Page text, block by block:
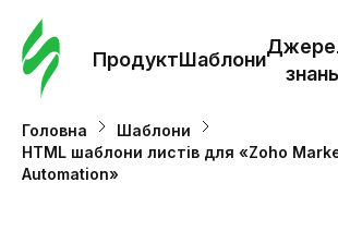
ПродуктШаблони
знань
Головна
Шаблони
HTML шаблони листів для «Zoho
Automation»